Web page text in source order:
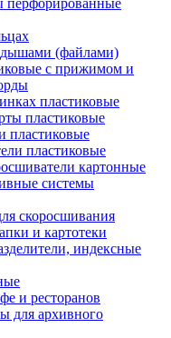
(файлами)
с прижимом и
пластиковые
пластиковые
пластиковые
пластиковые
картонные
системы
скоросшивания
и картотеки
индексные
и ресторанов
для архивного